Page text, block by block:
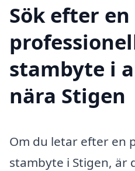
Sök efter en
stambyte i
nära Stigen
Om du letar efter en
stambyte i Stigen, är